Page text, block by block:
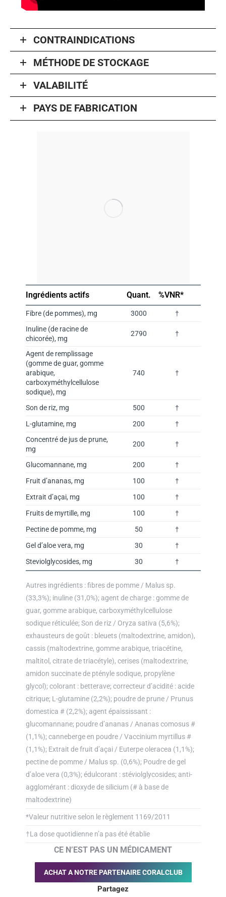
CONTRAINDICATIONS
MÉTHODE DE STOCKAGE
VALABILITÉ
PAYS DE FABRICATION
Ingrédients actifs Quant. %VNR*
Fibre (de pommes), mg 3000
†
Inuline (de racine de
chicorée), mg
2790 †
Agent de remplissage
(gomme de guar, gomme
arabique,
carboxyméthylcellulose
sodique), mg
740 †
Son de riz, mg 500
†
L-glutamine, mg
200
†
Concentré de jus de prune,
mg
200 †
Glucomannane, mg 200
†
Fruit d’ananas, mg
100
†
Extrait d’açai, mg
100
†
Fruits de myrtille, mg
100
†
Pectine de pomme, mg
50
†
Gel d’aloe vera, mg
30
†
Steviolglycosides, mg
30 †
Autres ingrédients : fibres de pomme / Malus sp.
(33,3%); inuline (31,0%); agent de charge : gomme de
guar, gomme arabique, carboxyméthylcellulose
sodique réticulée; Son de riz / Oryza sativa (5,6%);
exhausteurs de goût : bleuets (maltodextrine, amidon),
cassis (maltodextrine, gomme arabique, triacétine,
maltitol, citrate de triacétyle), cerises (maltodextrine,
amidon succinate de ptényle sodique, propylène
glycol); colorant : betterave; correcteur d’acidité : acide
citrique; L-glutamine (2,2%); poudre de prune / Prunus
domestica # (2,2%); agent épaississant :
glucomannane; poudre d’ananas / Ananas comosus #
(1,1%); canneberge en poudre / Vaccinium myrtillus #
(1,1%); Extrait de fruit d’açai / Euterpe oleracea (1,1%);
pectine de pomme / Malus sp. (0,6%); Poudre de gel
d’aloe vera (0,3%); édulcorant : stéviolglycosides; anti-
agglomérant : dioxyde de silicium (# à base de
maltodextrine)
*Valeur nutritive selon le règlement 1169/2011
†La dose quotidienne n’a pas été établie
CE N’EST PAS UN MÉDICAMENT
ACHAT A NOTRE PARTENAIRE CORALCLUB
Partagez